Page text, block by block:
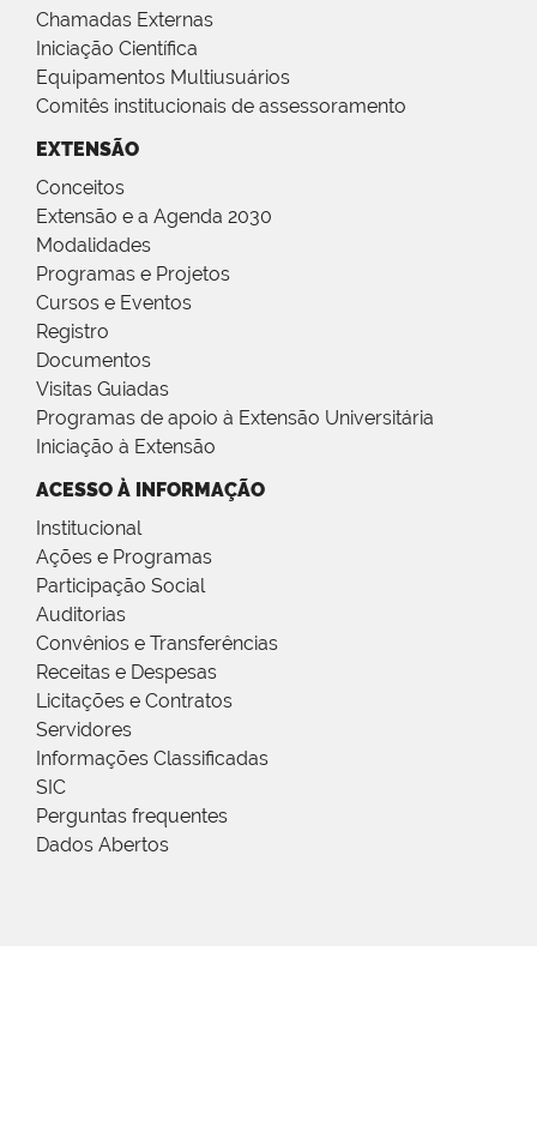
Chamadas Externas
Iniciação Científica
Equipamentos Multiusuários
Comitês institucionais de assessoramento
EXTENSÃO
Conceitos
Extensão e a Agenda 2030
Modalidades
Programas e Projetos
Cursos e Eventos
Registro
Documentos
Visitas Guiadas
Programas de apoio à Extensão Universitária
Iniciação à Extensão
ACESSO À INFORMAÇÃO
Institucional
Ações e Programas
Participação Social
Auditorias
Convênios e Transferências
Receitas e Despesas
Licitações e Contratos
Servidores
Informações Classificadas
SIC
Perguntas frequentes
Dados Abertos